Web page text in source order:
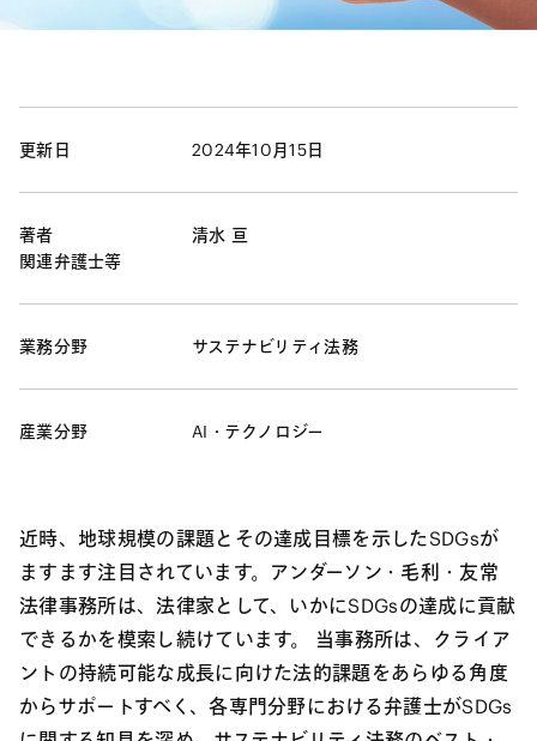
更新日 2024年10月15日
著者
関連弁護士等
清水 亘
業務分野 サステナビリティ法務
産業分野 AI・テクノロジー
近時、地球規模の課題とその達成目標を示したSDGsが
ますます注目されています。アンダーソン・毛利・友常
法律事務所は、法律家として、いかにSDGsの達成に貢献
できるかを模索し続けています。 当事務所は、クライア
ントの持続可能な成長に向けた法的課題をあらゆる角度
からサポートすべく、各専門分野における弁護士がSDGs